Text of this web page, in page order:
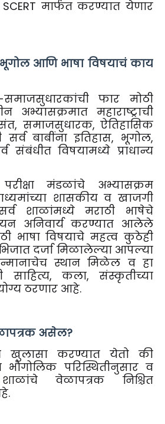
SCERT मार्फत करण्यात येणार
भूगोल आणि भाषा विषयाचं काय
समाजसुधारकांची फार मोठी
महाराष्ट्राची
समाजसुधारक, ऐतिहासिक
सर्व बाबींना इतिहास, भूगोल,
संबंधीत विषयामध्ये प्राधान्य
मंडळांचे अभ्यासक्रम
शासकीय व खाजगी
शाळांमध्ये मराठी भाषेचे
अनिवार्य करण्यात आलेले
भाषा विषयाचे महत्व कुठेही
दर्जा मिळालेल्या आपल्या
स्थान मिळेल व हा
साहित्य, कला, संस्कृतीच्या
ठरणार आहे.
असेल?
खुलासा करण्यात येतो की
भौगोलिक परिस्थितीनुसार व
वेळापत्रक निश्चित